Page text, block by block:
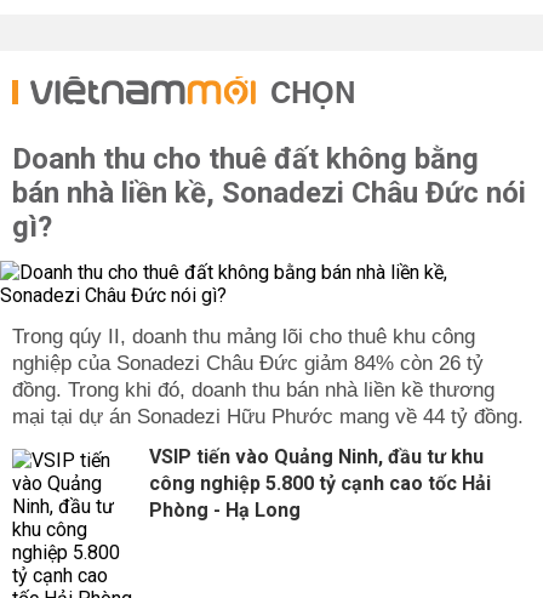
CHỌN
Doanh thu cho thuê đất không bằng
bán nhà liền kề, Sonadezi Châu Đức nói
gì?
Trong qúy II, doanh thu mảng lõi cho thuê khu công
nghiệp của Sonadezi Châu Đức giảm 84% còn 26 tỷ
đồng. Trong khi đó, doanh thu bán nhà liền kề thương
mại tại dự án Sonadezi Hữu Phước mang về 44 tỷ đồng.
VSIP tiến vào Quảng Ninh, đầu tư khu
công nghiệp 5.800 tỷ cạnh cao tốc Hải
Phòng - Hạ Long